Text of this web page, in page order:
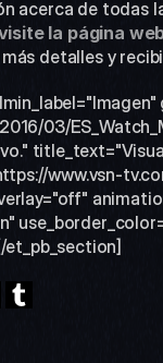
acerca de todas
la página
detalles y
03/
www.vsn-